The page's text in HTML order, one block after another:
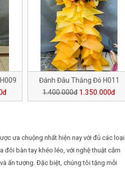
Đánh Đâu Thắng Đó H011
1.400.000đ 1.350.000đ
ưa chuộng nhất hiện nay với đủ các loại
đôi bàn tay khéo léo, với nghệ thuật cắm
ấn tượng. Đặc biệt, chúng tôi tặng mỗi